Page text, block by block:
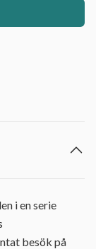
i en serie
besök på